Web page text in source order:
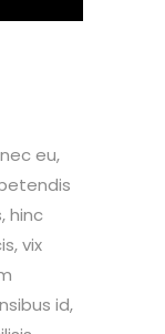
eu,
hinc
vix
id,